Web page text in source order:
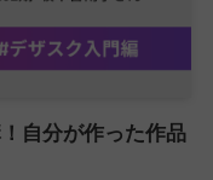
自分が作った作品